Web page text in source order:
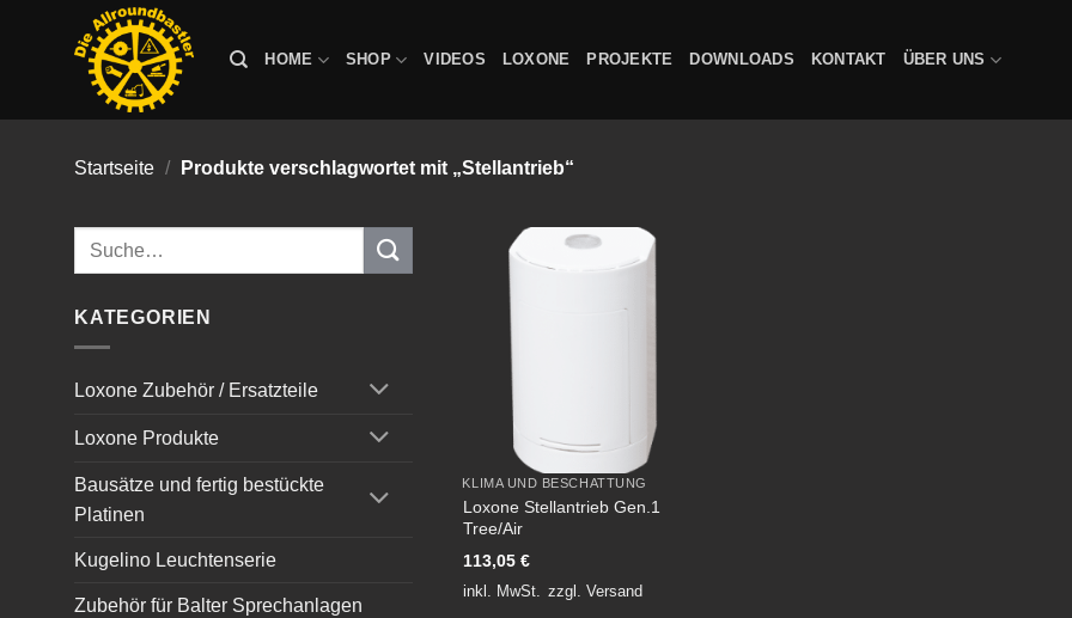
HOME SHOP VIDEOS LOXONE PROJEKTE DOWNLOADS KONTAKT ÜBER UNS
Startseite / Produkte verschlagwortet mit „Stellantrieb“
Suche
KATEGORIEN
Loxone Zubehör / Ersatzteile
Loxone Produkte
Bausätze und fertig bestückte
Platinen
Kugelino Leuchtenserie
Zubehör für Balter Sprechanlagen
KLIMA UND BESCHATTUNG
Loxone Stellantrieb Gen.1
Tree/Air
113,05€
inkl. MwSt. zzgl.Versand